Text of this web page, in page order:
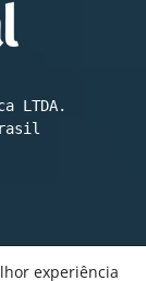
LTDA.
experiência